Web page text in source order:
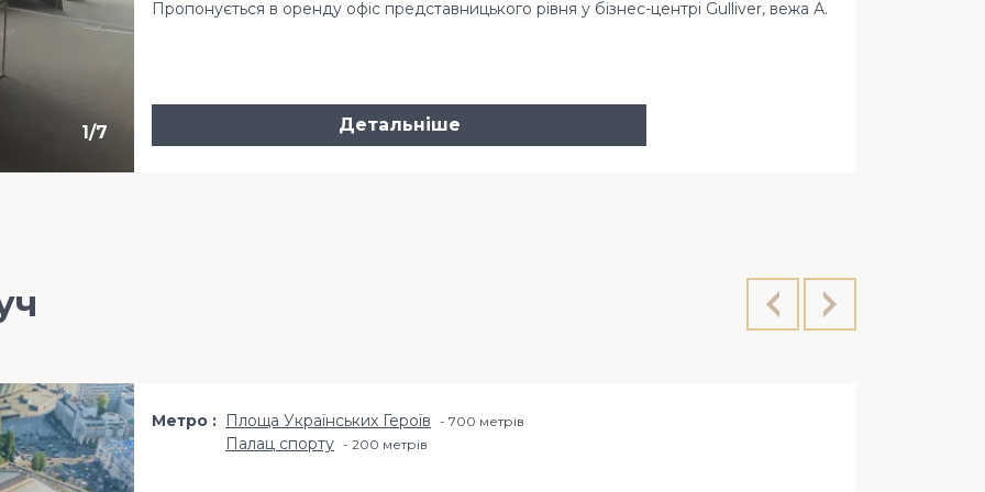
1/7
Пропонується в оренду офіс представницького рівня у бізнес-центрі Gulliver, вежа А.
Детальніше
Метро Площа Українських Героїв 700 метрiв
Палац спорту 200 метрiв